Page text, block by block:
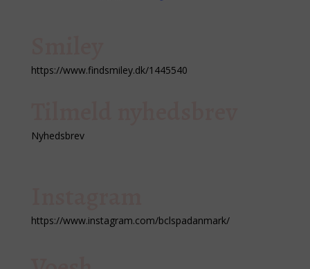
https://www.findsmiley.dk/1445540
Nyhedsbrev
https://www.instagram.com/bclspadanmark/